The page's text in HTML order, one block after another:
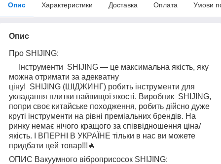
Опис Характеристики Доставка Оплата Умови
Опис
Про SHIJING:
Інструменти SHIJING — це максимальна якість, яку
можна отримати за адекватну
ціну! SHIJING (ШІДЖИНГ) робить інструменти для
укладання плитки найвищої якості. Виробник SHIJING,
попри своє китайське походження, робить дійсно дуже
круті інструменти на рівні преміальних брендів. На
ринку немає нічого кращого за співвідношення ціна/
якість. І ВПЕРНІ В УКРАЇНЕ тільки в нас ви можете
придбати цей товар!!!🔥
ОПИС Вакуумного віброприсосок SHIJING: